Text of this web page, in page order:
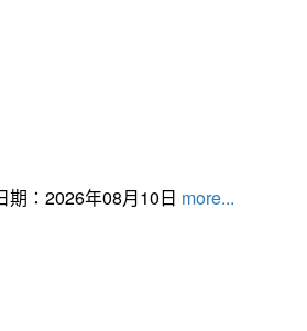
期：2026年08月10日 more...